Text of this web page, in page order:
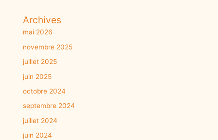
Archives
mai 2026
novembre 2025
juillet 2025
juin 2025
octobre 2024
septembre 2024
juillet 2024
juin 2024